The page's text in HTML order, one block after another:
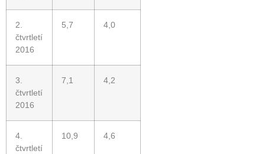
2.
čtvrtletí
2016
5,7 4,0
3.
čtvrtletí
2016
7,1 4,2
4.
čtvrtletí
10,9 4,6